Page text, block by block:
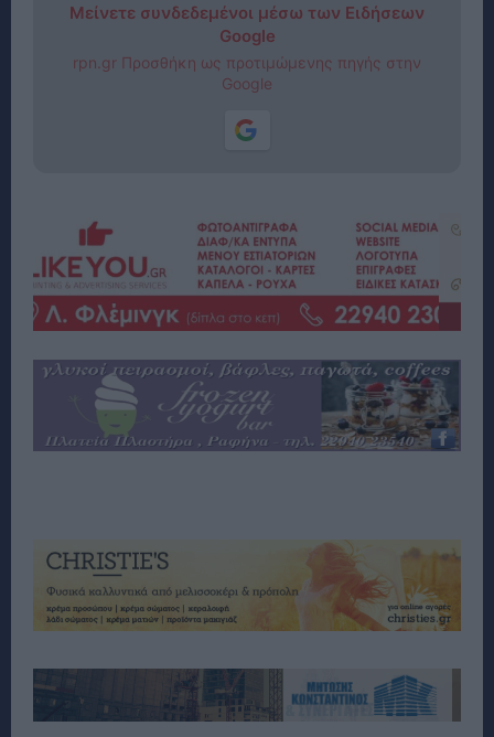
Μείνετε συνδεδεμένοι μέσω των Ειδήσεων
Google
rpn.gr Προσθήκη ως προτιμώμενης πηγής στην
Google